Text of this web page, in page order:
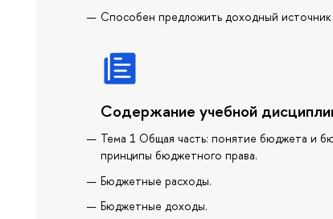
Способен предложить доходный
Содержание учебной
Тема 1 Общая часть: понятие бюджета и
принципы бюджетного права.
Бюджетные расходы.
Бюджетные доходы.